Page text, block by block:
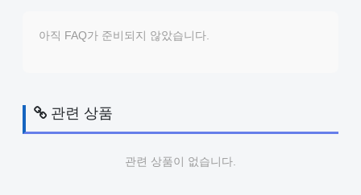
아직 FAQ가 준비되지 않았습니다.
관련 상품
관련 상품이 없습니다.